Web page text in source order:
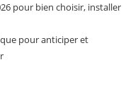
pour bien choisir, installer
pour anticiper et